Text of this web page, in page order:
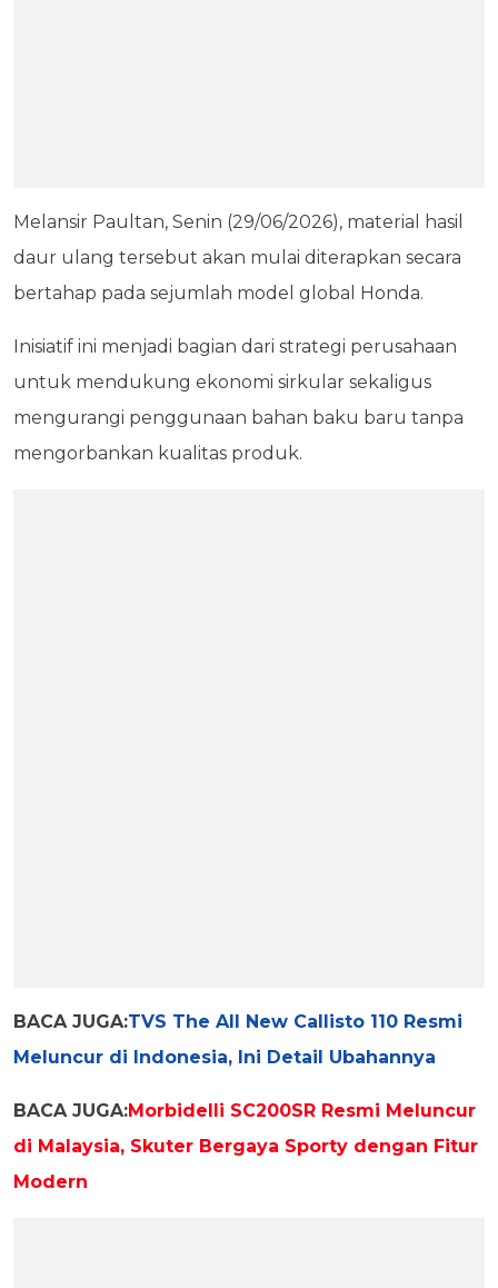
Melansir Paultan, Senin (29/06/2026), material hasil
daur ulang tersebut akan mulai diterapkan secara
bertahap pada sejumlah model global Honda.
Inisiatif ini menjadi bagian dari strategi perusahaan
untuk mendukung ekonomi sirkular sekaligus
mengurangi penggunaan bahan baku baru tanpa
mengorbankan kualitas produk.
BACA JUGA:TVS The All New Callisto 110 Resmi
Meluncur di Indonesia, Ini Detail Ubahannya
BACA JUGA:Morbidelli SC200SR Resmi Meluncur
di Malaysia, Skuter Bergaya Sporty dengan Fitur
Modern